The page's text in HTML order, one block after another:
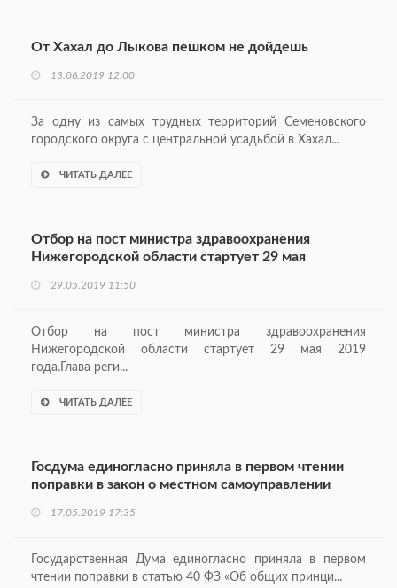
От Хахал до Лыкова пешком не дойдешь
13.06.2019 12:00
За одну из самых трудных территорий Семеновского
городского округа с центральной усадьбой в Хахал...
ЧИТАТЬ ДАЛЕЕ
Отбор на пост министра здравоохранения
Нижегородской области стартует 29 мая
29.05.2019 11:50
Отбор на пост министра здравоохранения
Нижегородской области стартует 29 мая 2019
года.Глава реги...
ЧИТАТЬ ДАЛЕЕ
Госдума единогласно приняла в первом чтении
поправки в закон о местном самоуправлении
17.05.2019 17:35
Государственная Дума единогласно приняла в первом
чтении поправки в статью 40 ФЗ «Об общих принци...